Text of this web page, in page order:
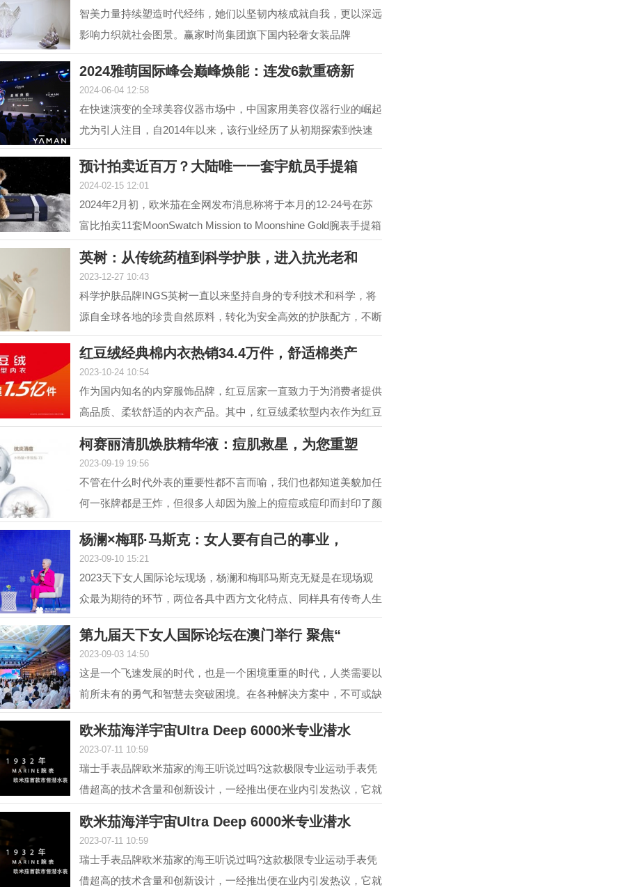
智美力量持续塑造时代经纬，她们以坚韧内核成就自我，更以深远
影响力织就社会图景。赢家时尚集团旗下国内轻奢女装品牌
NEXY.CO（奈蔻）...
2024雅萌国际峰会巅峰焕能：连发6款重磅新
2024-06-04 12:58
在快速演变的全球美容仪器市场中，中国家用美容仪器行业的崛起
尤为引人注目，自2014年以来，该行业经历了从初期探索到快速
增长的转变，...
预计拍卖近百万？大陆唯一一套宇航员手提箱
2024-02-15 12:01
2024年2月初，欧米茄在全网发布消息称将于本月的12-24号在苏
富比拍卖11套MoonSwatch Mission to Moonshine Gold腕表手提箱
英树：从传统药植到科学护肤，进入抗光老和
2023-12-27 10:43
科学护肤品牌INGS英树一直以来坚持自身的专利技术和科学，将
源自全球各地的珍贵自然原料，转化为安全高效的护肤配方，不断
解锁肌肤自身...
红豆绒经典棉内衣热销34.4万件，舒适棉类产
2023-10-24 10:54
作为国内知名的内穿服饰品牌，红豆居家一直致力于为消费者提供
高品质、柔软舒适的内衣产品。其中，红豆绒柔软型内衣作为红豆
柯赛丽清肌焕肤精华液：痘肌救星，为您重塑
2023-09-19 19:56
不管在什么时代外表的重要性都不言而喻，我们也都知道美貌加任
何一张牌都是王炸，但很多人却因为脸上的痘痘或痘印而封印了颜
值，在变美...
杨澜×梅耶·马斯克：女人要有自己的事业，
2023-09-10 15:21
2023天下女人国际论坛现场，杨澜和梅耶马斯克无疑是在现场观
众最为期待的环节，两位各具中西方文化特点、同样具有传奇人生
的优秀女性，...
第九届天下女人国际论坛在澳门举行 聚焦“
2023-09-03 14:50
这是一个飞速发展的时代，也是一个困境重重的时代，人类需要以
前所未有的勇气和智慧去突破困境。在各种解决方案中，不可或缺
的组成部分...
欧米茄海洋宇宙Ultra Deep 6000米专业潜水
2023-07-11 10:59
瑞士手表品牌欧米茄家的海王听说过吗?这款极限专业运动手表凭
借超高的技术含量和创新设计，一经推出便在业内引发热议，它就
欧米茄海洋宇宙Ultra Deep 6000米专业潜水
2023-07-11 10:59
瑞士手表品牌欧米茄家的海王听说过吗?这款极限专业运动手表凭
借超高的技术含量和创新设计，一经推出便在业内引发热议，它就